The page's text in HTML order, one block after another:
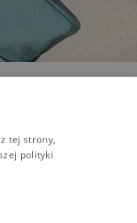
tej strony,
polityki